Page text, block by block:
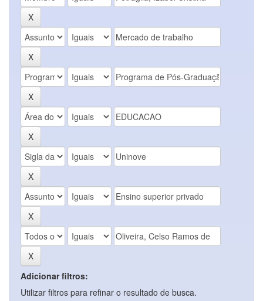
Adicionar filtros:
Utilizar filtros para refinar o resultado de busca.